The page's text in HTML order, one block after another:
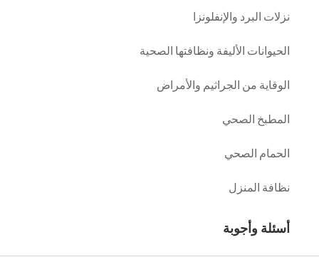
نزلات البرد والإنفلونزا
الحيوانات الأليفة ونظافتها الصحية
الوقاية من الجراثيم والأمراض
المطبخ الصحي
الحمام الصحي
نظافة المنزل
أسئلة وأجوبة